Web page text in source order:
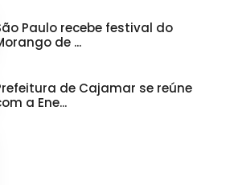
Paulo recebe festival do
de ...
de Cajamar se reúne
a Ene...